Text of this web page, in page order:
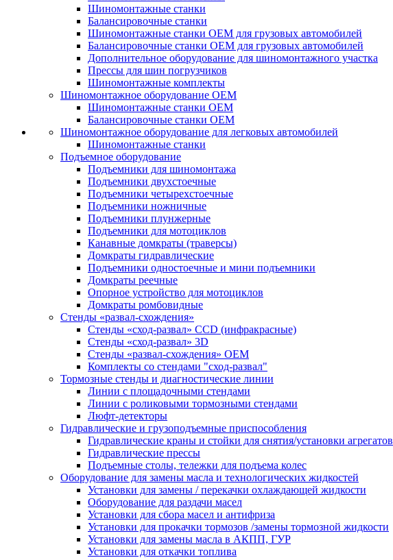
Шиномонтажные станки
Балансировочные станки
Шиномонтажные станки ОЕМ для грузовых автомобилей
Балансировочные станки ОЕМ для грузовых автомобилей
Дополнительное оборудование для шиномонтажного участка
Прессы для шин погрузчиков
Шиномонтажные комплекты
Шиномонтажное оборудование ОЕМ
Шиномонтажные станки ОЕМ
Балансировочные станки ОЕМ
Шиномонтажное оборудование для легковых автомобилей
Шиномонтажные станки
Подъемное оборудование
Подъемники для шиномонтажа
Подъемники двухстоечные
Подъемники четырехстоечные
Подъемники ножничные
Подъемники плунжерные
Подъемники для мотоциклов
Канавные домкраты (траверсы)
Домкраты гидравлические
Подъемники одностоечные и мини подъемники
Домкраты реечные
Опорное устройство для мотоциклов
Домкраты ромбовидные
Стенды «развал-схождения»
Стенды «сход-развал» CCD (инфракрасные)
Стенды «сход-развал» 3D
Стенды «развал-схождения» ОЕМ
Комплекты со стендами "сход-развал"
Тормозные стенды и диагностические линии
Линии с площадочными стендами
Линии с роликовыми тормозными стендами
Люфт-детекторы
Гидравлические и грузоподъемные приспособления
Гидравлические краны и стойки для снятия/установки агрегатов
Гидравлические прессы
Подъемные столы, тележки для подъема колес
Оборудование для замены масла и технологических жидкостей
Установки для замены / перекачки охлаждающей жидкости
Оборудование для раздачи масел
Установки для сбора масел и антифриза
Установки для прокачки тормозов /замены тормозной жидкости
Установки для замены масла в АКПП, ГУР
Установки для откачки топлива